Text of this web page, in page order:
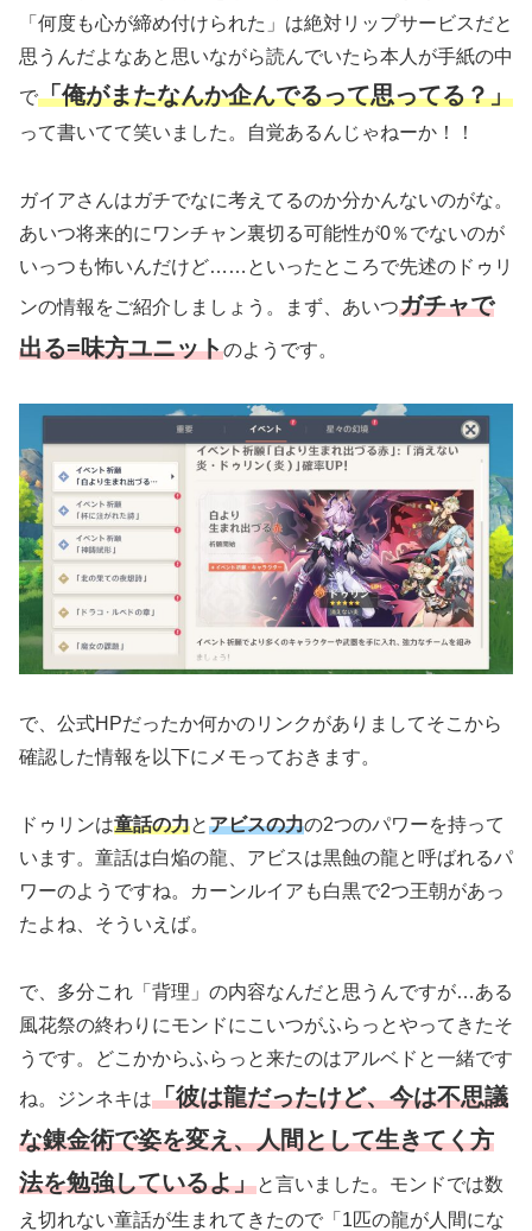
「何度も心が締め付けられた」は絶対リップサービスだと
思うんだよなあと思いながら読んでいたら本人が手紙の中
で「俺がまたなんか企んでるって思ってる？」
って書いてて笑いました。自覚あるんじゃねーか！！
ガイアさんはガチでなに考えてるのか分かんないのがな。
あいつ将来的にワンチャン裏切る可能性が0％でないのが
いっつも怖いんだけど……といったところで先述のドゥリ
ンの情報をご紹介しましょう。まず、あいつガチャで
出る=味方ユニットのようです。
で、公式HPだったか何かのリンクがありましてそこから
確認した情報を以下にメモっておきます。
ドゥリンは童話の力とアビスの力の2つのパワーを持って
います。童話は白焔の龍、アビスは黒蝕の龍と呼ばれるパ
ワーのようですね。カーンルイアも白黒で2つ王朝があっ
たよね、そういえば。
で、多分これ「背理」の内容なんだと思うんですが…ある
風花祭の終わりにモンドにこいつがふらっとやってきたそ
うです。どこかからふらっと来たのはアルベドと一緒です
ね。ジンネキは「彼は龍だったけど、今は不思議
な錬金術で姿を変え、人間として生きてく方
法を勉強しているよ」と言いました。モンドでは数
え切れない童話が生まれてきたので「1匹の龍が人間にな